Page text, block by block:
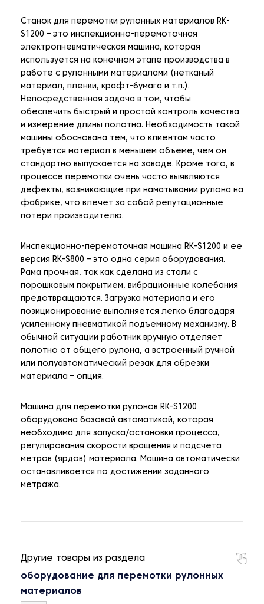
Станок для перемотки рулонных материалов RK-
S1200 – это инспекционно-перемоточная
электропневматическая машина, которая
используется на конечном этапе производства в
работе с рулонными материалами (нетканый
материал, пленки, крафт-бумага и т.п.).
Непосредственная задача в том, чтобы
обеспечить быстрый и простой контроль качества
и измерение длины полотна. Необходимость такой
машины обоснована тем, что клиентам часто
требуется материал в меньшем объеме, чем он
стандартно выпускается на заводе. Кроме того, в
процессе перемотки очень часто выявляются
дефекты, возникающие при наматывании рулона на
фабрике, что влечет за собой репутационные
потери производителю.
Инспекционно-перемоточная машина RK-S1200 и ее
версия RK-S800 – это одна серия оборудования.
Рама прочная, так как сделана из стали с
порошковым покрытием, вибрационные колебания
предотвращаются. Загрузка материала и его
позиционирование выполняется легко благодаря
усиленному пневматикой подъемному механизму. В
обычной ситуации работник вручную отделяет
полотно от общего рулона, а встроенный ручной
или полуавтоматический резак для обрезки
материала – опция.
Машина для перемотки рулонов RK-S1200
оборудована базовой автоматикой, которая
необходима для запуска/остановки процесса,
регулирования скорости вращения и подсчета
метров (ярдов) материала. Машина автоматически
останавливается по достижении заданного
метража.
Другие товары из раздела
оборудование для перемотки рулонных
материалов